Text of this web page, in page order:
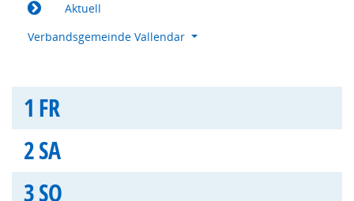
Aktuell
Verbandsgemeinde Vallendar
1 FR
2SA
3SO